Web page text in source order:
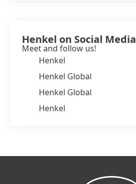
Henkel on Social Media
Meet and follow us!
Henkel
Henkel Global
Henkel Global
Henkel